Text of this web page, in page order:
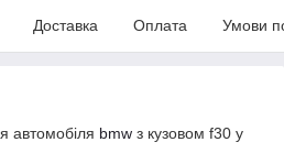
Доставка Оплата Умови
автомобіля bmw з кузовом f30 у